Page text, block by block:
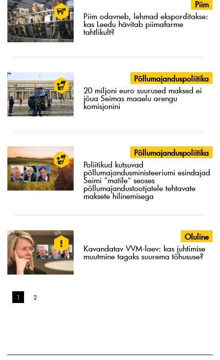
Piim
Piim odavneb, lehmad eksporditakse:
kas Leedu hävitab piimafarme
tahtlikult?
Põllumajanduspoliitika
20 miljoni euro suurused maksed ei
jõua Seimas maaelu arengu
komisjonini
Põllumajanduspoliitika
Poliitikud kutsuvad
põllumajandusministeeriumi esindajad
Seimi "matile" seoses
põllumajandustootjatele tehtavate
maksete hilinemisega
Oluline
Kavandatav VVM-laev: kas juhtimise
muutmine tagaks suurema tõhususe?
1 2